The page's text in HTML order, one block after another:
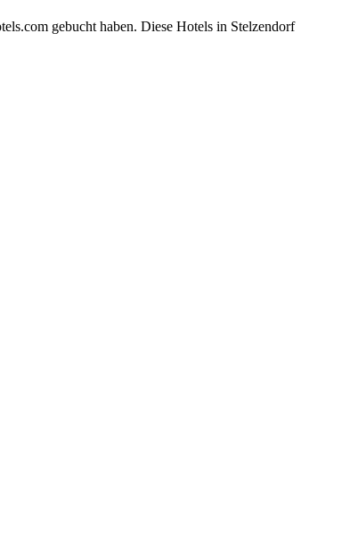
gebucht haben. Diese Hotels in Stelzendorf